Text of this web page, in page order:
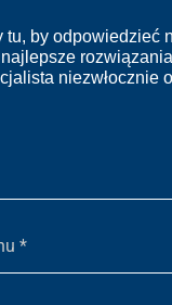
tu, by odpowiedzieć
niezwłocznie
*